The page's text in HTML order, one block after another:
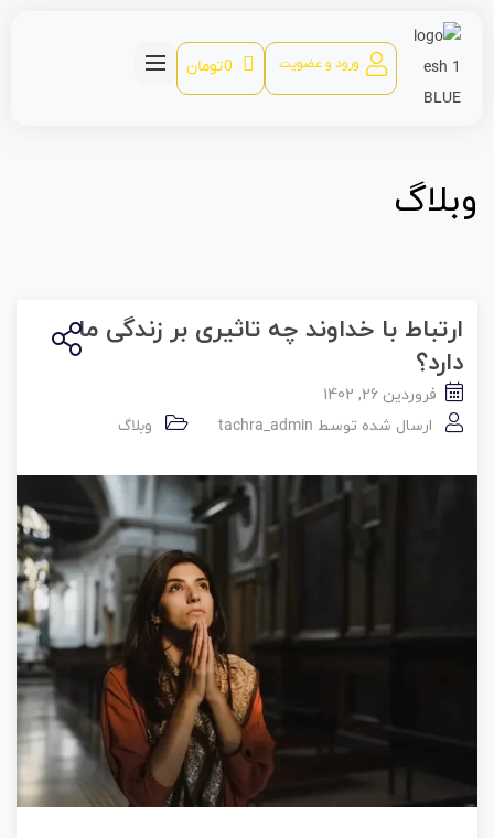
ورود و عضویت 0 تومان
وبلاگ
ارتباط با خداوند چه تاثیری بر زندگی ما
دارد؟
فروردین 26, 1402
ارسال شده توسطtachra_admin وبلاگ